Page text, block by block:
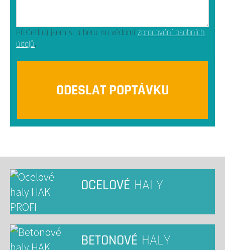
Přečetl(a) jsem si a beru na vědomízpracování osobních
údajů.
OCELOVÉ HALY
BETONOVÉ HALY